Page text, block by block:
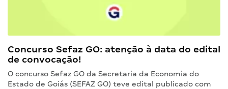
Concurso Sefaz GO: atenção à data do edital
de convocação!
O concurso Sefaz GO da Secretaria da Economia do
Estado de Goiás (SEFAZ GO) teve edital publicado com